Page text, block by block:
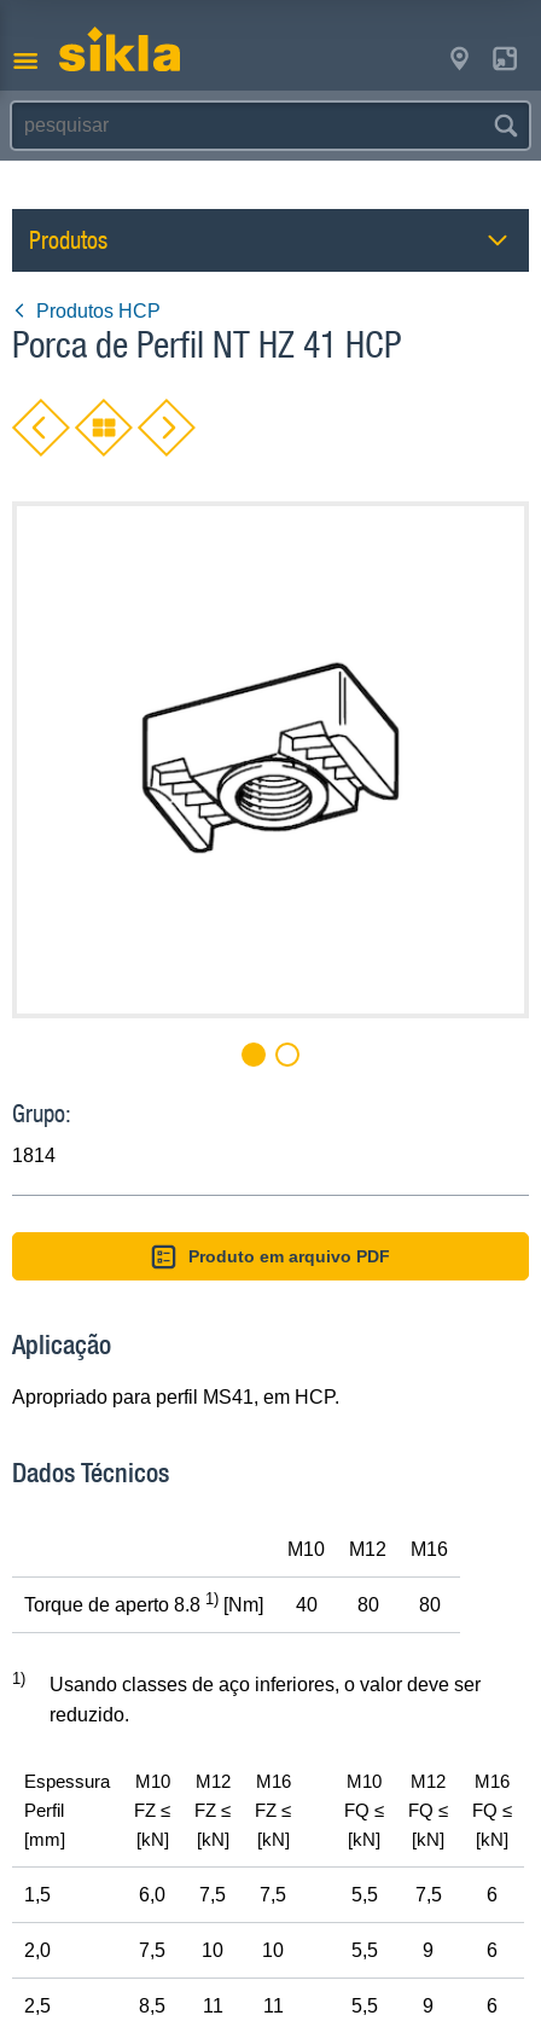
Produtos
Produtos HCP
Porca de Perfil NT HZ 41 HCP
Grupo:
1814
Produto em arquivo PDF
Aplicação
Apropriado para perfil MS41, em HCP.
Dados Técnicos
M10 M12 M16
Torque de aperto 8.8 1) [Nm] 40 80 80
1)
Usando classes de aço inferiores, o valor deve ser
reduzido.
Espessura
Perfil
[mm]
M10
FZ ≤
[kN]
M12
FZ ≤
[kN]
M16
FZ ≤
[kN]
M10
FQ ≤
[kN]
M12
FQ ≤
[kN]
M16
FQ ≤
[kN]
1,5 6,0 7,5 7,5 5,5 7,5 6
2,0 7,5 10 10 5,5 9 6
2,5 8,5 11 11 5,5 9 6